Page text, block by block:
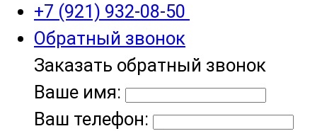
+7 (921) 932-08-50
Обратный звонок
Заказать обратный звонок
Ваше имя:
Ваш телефон: